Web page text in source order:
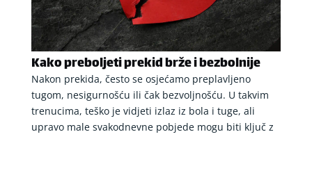
Kako preboljeti prekid brže i bezbolnije
Nakon prekida, često se osjećamo preplavljeno
tugom, nesigurnošću ili čak bezvoljnošću. U takvim
trenucima, teško je vidjeti izlaz iz bola i tuge, ali
upravo male svakodnevne pobjede mogu biti ključ z